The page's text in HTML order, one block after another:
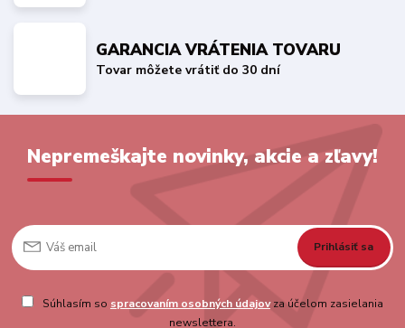
GARANCIA VRÁTENIA TOVARU
Tovar môžete vrátiť do 30 dní
Nepremeškajte novinky, akcie a zľavy!
Prihlásiť sa
Súhlasím so spracovaním osobných údajovza účelom zasielania
newslettera.